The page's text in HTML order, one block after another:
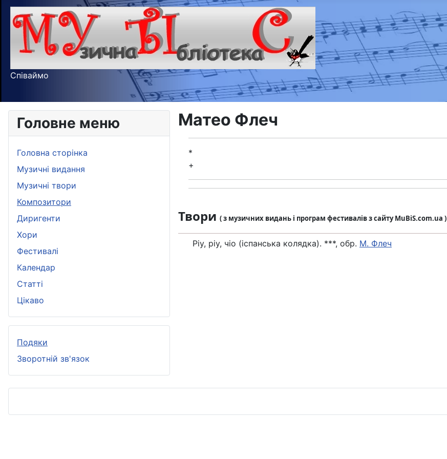
Співаймо
Головне меню
Головна сторінка
Музичні видання
Музичні твори
Композитори
Диригенти
Хори
Фестивалі
Календар
Статті
Цікаво
Подяки
Зворотній зв'язок
Матео Флеч
*
+
Твори ( з музичних видань і програм фестивалів з сайту MuBiS.com.ua )
Ріу, ріу, чіо (іспанська колядка). ***, обр. М. Флеч